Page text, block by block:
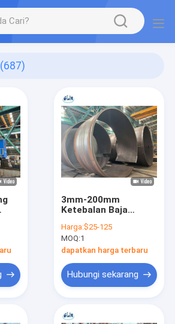
(687)
3mm-200mm
Ketebalan Baja
yang Disaring dengan
Hot Pressing untuk
Kapal Tekanan
Harga:$25-125
MOQ:1
dapatkan harga terbaru
Hubungi sekarang